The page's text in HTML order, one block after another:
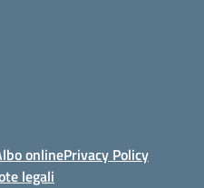
onlinePrivacy Policy
legali